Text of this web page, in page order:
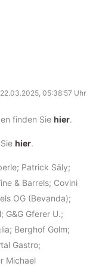
05:38:57 Uhr
finden Sie hier.
hier.
Patrick Säly;
& Barrels; Covini
OG (Bevanda);
G&G Gferer U.;
Berghof Golm;
Gastro;
Michael